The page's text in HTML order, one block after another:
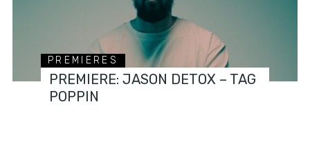
PREMIERES
PREMIERE: JASON DETOX – TAG
POPPIN